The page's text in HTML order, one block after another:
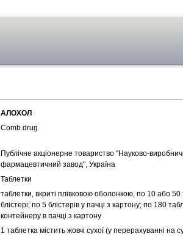
АЛОХОЛ
Comb drug
Публічне акціонерне товариство "Науково-
фармацевтичний завод", Україна
Таблетки
таблетки, вкриті плівковою оболонкою, по 10 або
блістері; по 5 блістерів у пачці з картону; по 180
контейнеру в пачці з картону
1 таблетка містить жовчі сухої (у перерахуванні на